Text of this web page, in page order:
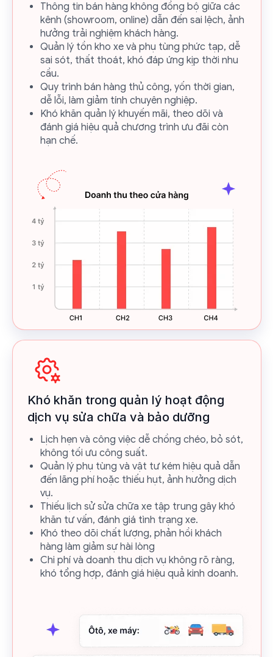
Thông tin bán hàng không đồng bộ giữa các
kênh (showroom, online) dẫn đến sai lệch, ảnh
hưởng trải nghiệm khách hàng.
Quản lý tồn kho xe và phụ tùng phức tạp, dễ
sai sót, thất thoát, khó đáp ứng kịp thời nhu
cầu.
Quy trình bán hàng thủ công, yốn thời gian,
dễ lỗi, làm giảm tính chuyên nghiệp.
Khó khăn quản lý khuyến mãi, theo dõi và
đánh giá hiệu quả chương trình ưu đãi còn
hạn chế.
Khó khăn trong quản lý hoạt động
dịch vụ sửa chữa và bảo dưỡng
Lịch hẹn và công việc dễ chồng chéo, bỏ sót,
không tối ưu công suất.
Quản lý phụ tùng và vật tư kém hiệu quả dẫn
đến lãng phí hoặc thiếu hụt, ảnh hưởng dịch
vụ.
Thiếu lịch sử sửa chữa xe tập trung gây khó
khăn tư vấn, đánh giá tình trạng xe.
Khó theo dõi chất lượng, phản hồi khách
hàng làm giảm sự hài lòng
Chi phí và doanh thu dịch vụ không rõ ràng,
khó tổng hợp, đánh giá hiệu quả kinh doanh.